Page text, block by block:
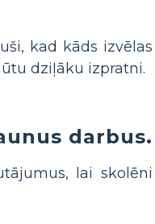
kad kāds izvēlas
dziļāku izpratni.
darbus.
lai skolēni